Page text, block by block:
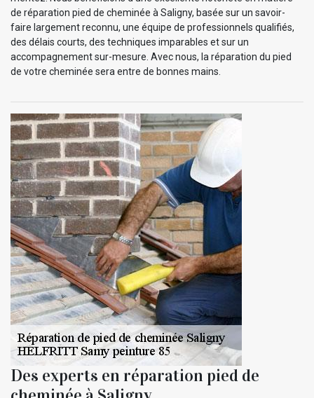
de réparation pied de cheminée à Saligny, basée sur un savoir-
faire largement reconnu, une équipe de professionnels qualifiés,
des délais courts, des techniques imparables et sur un
accompagnement sur-mesure. Avec nous, la réparation du pied
de votre cheminée sera entre de bonnes mains.
Des experts en réparation pied de